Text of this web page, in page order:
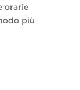
orarie
più